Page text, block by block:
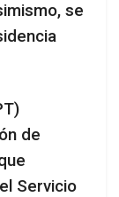
se
de
Servicio